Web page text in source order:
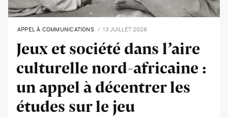
APPEL À COMMUNICATIONS 13 JUILLET 2026
Jeux et société dans l’aire
culturelle nord-africaine :
un appel à décentrer les
études sur le jeu